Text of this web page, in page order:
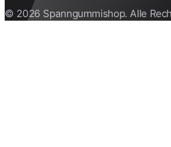
© 2026 Spanngummishop. Alle